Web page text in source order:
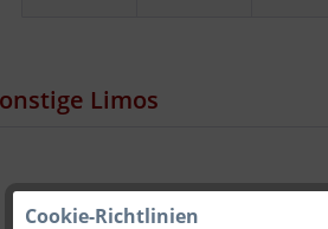
Limos
Cookie-Richtlinien